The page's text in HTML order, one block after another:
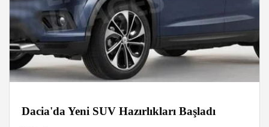
Dacia'da Yeni SUV Hazırlıkları Başladı